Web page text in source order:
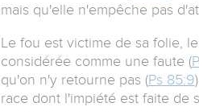
mais qu'elle n'empêche pas
Le fou est victime de sa folie,
considérée comme une faute (
qu'on n'y retourne pas (Ps 85:9
race dont l'impiété est faite de